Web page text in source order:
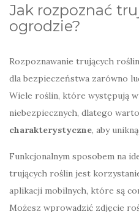
Jak rozpoznać
ogrodzie?
Rozpoznawanie trujących
dla bezpieczeństwa zarówno
Wiele roślin, które występują
niebezpiecznych, dlatego
charakterystyczne, aby
Funkcjonalnym sposobem na
trujących roślin jest
aplikacji mobilnych, które są
Możesz wprowadzić zdjęcie